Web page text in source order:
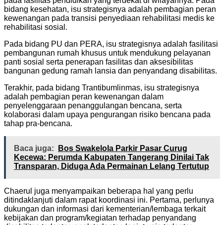
bidang kesehatan, isu strategisnya adalah pembagian peran
kewenangan pada transisi penyediaan rehabilitasi medis ke
rehabilitasi sosial.
Pada bidang PU dan PERA, isu strategisnya adalah fasilitasi
pembangunan rumah khusus untuk mendukung pelayanan
panti sosial serta penerapan fasilitas dan aksesibilitas
bangunan gedung ramah lansia dan penyandang disabilitas.
Terakhir, pada bidang Trantibumlinmas, isu strategisnya
adalah pembagian peran kewenangan dalam
penyelenggaraan penanggulangan bencana, serta
kolaborasi dalam upaya pengurangan risiko bencana pada
tahap pra-bencana.
Baca juga:
‎Bos Swakelola Parkir Pasar Curug
Kecewa: Perumda Kabupaten Tangerang Dinilai Tak
Transparan, Diduga Ada Permainan Lelang Tertutup
Chaerul juga menyampaikan beberapa hal yang perlu
ditindaklanjuti dalam rapat koordinasi ini. Pertama, perlunya
dukungan dan informasi dari kementerian/lembaga terkait
kebijakan dan program/kegiatan terhadap penyandang